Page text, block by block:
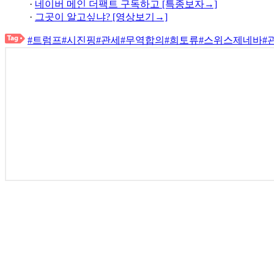
· 네이버 메인 더팩트 구독하고 [특종보자→]
· 그곳이 알고싶냐? [영상보기→]
#트럼프#시진핑#관세 #무역합의 #희토류#스위스제네바#